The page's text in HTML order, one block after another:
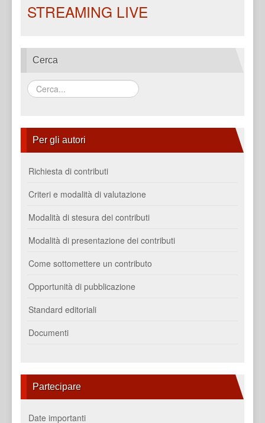
STREAMING LIVE
Cerca
Search
...
Per gli autori
Richiesta di contributi
Criteri e modalità di valutazione
Modalità di stesura dei contributi
Modalità di presentazione dei contributi
Come sottomettere un contributo
Opportunità di pubblicazione
Standard editoriali
Documenti
Partecipare
Date importanti